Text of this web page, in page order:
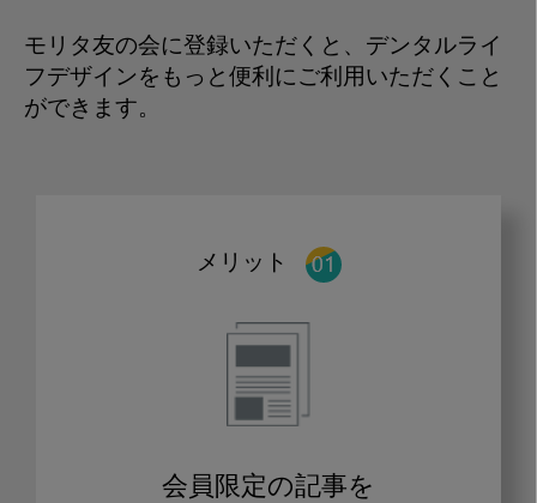
モリタ友の会に登録いただくと、デンタルライ
フデザインをもっと便利にご利用いただくこと
ができます。
メリット
会員限定の記事を